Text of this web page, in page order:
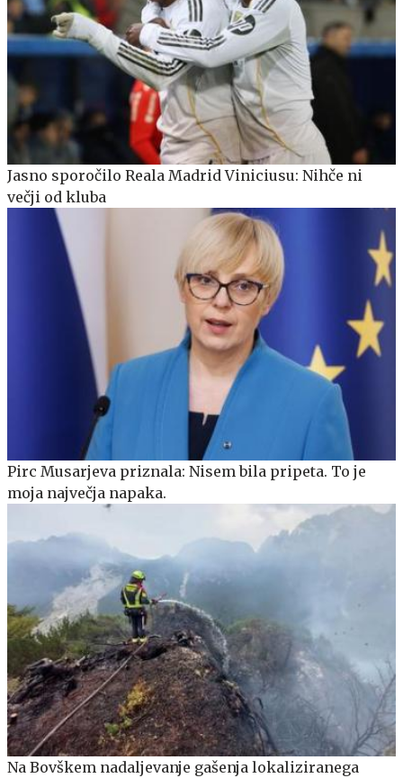
Jasno sporočilo Reala Madrid Viniciusu: Nihče ni
večji od kluba
Pirc Musarjeva priznala: Nisem bila pripeta. To je
moja največja napaka.
Na Bovškem nadaljevanje gašenja lokaliziranega